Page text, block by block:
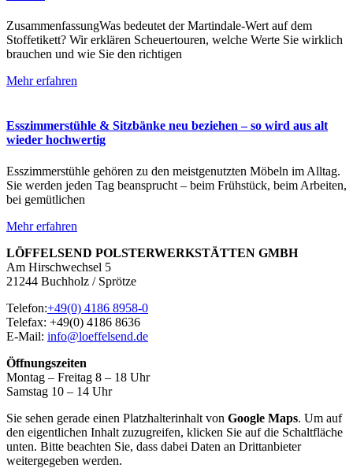
ZusammenfassungWas bedeutet der Martindale-Wert auf dem
Stoffetikett? Wir erklären Scheuertouren, welche Werte Sie wirklich
brauchen und wie Sie den richtigen
Mehr erfahren
Esszimmerstühle & Sitzbänke neu beziehen – so wird aus alt
wieder hochwertig
Esszimmerstühle gehören zu den meistgenutzten Möbeln im Alltag.
Sie werden jeden Tag beansprucht – beim Frühstück, beim Arbeiten,
bei gemütlichen
Mehr erfahren
LÖFFELSEND POLSTERWERKSTÄTTEN GMBH
Am Hirschwechsel 5
21244 Buchholz / Sprötze
Telefon:+49(0) 4186 8958-0
Telefax: +49(0) 4186 8636
E-Mail: info@loeffelsend.de
Öffnungszeiten
Montag – Freitag 8 – 18 Uhr
Samstag 10 – 14 Uhr
Sie sehen gerade einen Platzhalterinhalt von Google Maps. Um auf
den eigentlichen Inhalt zuzugreifen, klicken Sie auf die Schaltfläche
unten. Bitte beachten Sie, dass dabei Daten an Drittanbieter
weitergegeben werden.